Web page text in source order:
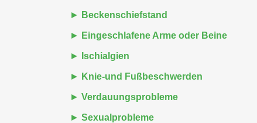
Beckenschiefstand
Eingeschlafene Arme oder Beine
Ischialgien
Knie-und Fußbeschwerden
Verdauungsprobleme
Sexualprobleme